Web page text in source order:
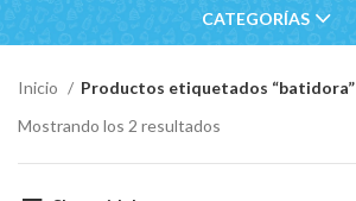
CATEGORÍAS
Inicio
Productos etiquetados “batidora”
Mostrando los 2 resultados